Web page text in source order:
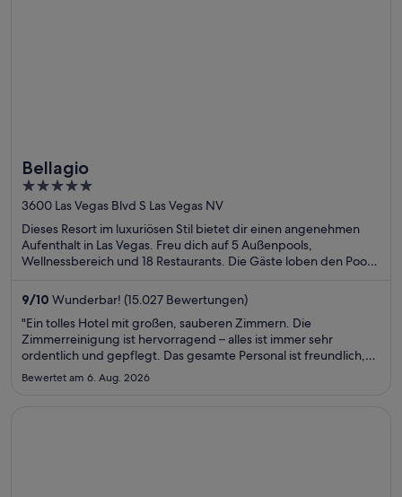
Bellagio
5
out
of
5
3600 Las Vegas Blvd S Las Vegas NV
Dieses Resort im luxuriösen Stil bietet dir einen angenehmen
Aufenthalt in Las Vegas. Freu dich auf 5 Außenpools,
Wellnessbereich und 18 Restaurants. Die Gäste loben den Pool
Sehenswürdigkeiten – Bellagio Casino und Fountains of Bellagio
– befinden sich in der Nähe.
9/10 Wunderbar! (15.027 Bewertungen)
"Ein tolles Hotel mit großen, sauberen Zimmern. Die
Zimmerreinigung ist hervorragend – alles ist immer sehr
ordentlich und gepflegt. Das gesamte Personal ist freundlich,
höflich und jederzeit hilfsbereit. Man fühlt sich vom ersten
Moment an willkommen. Ich kann dieses Hotel uneingeschränkt
Bewertet am 6. Aug. 2026